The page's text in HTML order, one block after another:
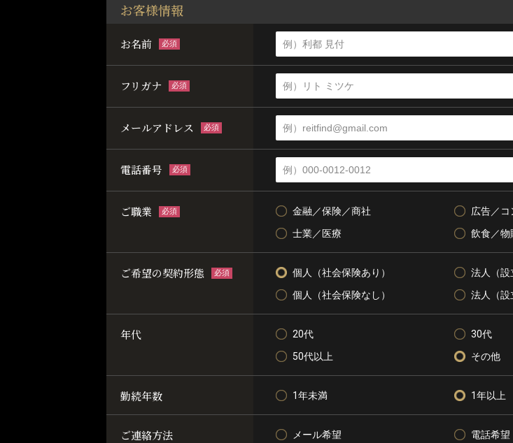
お客様情報
お名前 必須
フリガナ 必須
メールアドレス 必須
電話番号 必須
ご職業 必須 金融／保険／商社 広告／
士業／医療
飲食／物
ご希望の契約形態 必須 個人（社会保険あり） 法人（設
個人（社会保険なし）
法人（設
年代 20代 30代
50代以上
その他
勤続年数 1年未満 1年以上
ご連絡方法 メール希望 電話希望